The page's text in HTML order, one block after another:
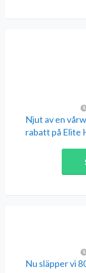
Njut av en
rabatt på Elite
Nu släpper vi